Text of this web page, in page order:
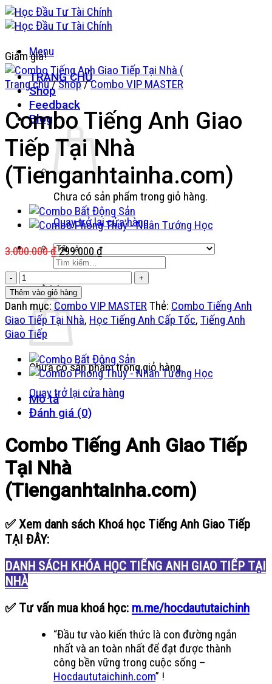
Bỏ
qua
dung Menu
TRANG CHỦ
Shop
Feedback
Blog
Chưa có sản phẩm trong giỏ hàng.
Quay trở lại cửa hàng
Tìm
kiếm:
Giỏ hàng
Chưa có sản phẩm trong giỏ hàng.
Quay trở lại cửa hàng
Giảm giá!
Trang chủ/Shop/Combo VIP MASTER
Combo Tiếng Anh Giao
Tiếp Tại Nhà
(Tienganhtainha.com)
3.000.000₫Giá
gốc
3.000.000 ₫.
299.000₫Giá
299.000 ₫.
Combo
Tiếng
Anh
Giao
Tiếp
Tại
Nhà
(Tienganhtainha.com)
số
lượng
Thêm vào giỏ hàng
Danh mục:Combo VIP MASTERThẻ: Combo Tiếng Anh
Giao Tiếp Tại Nhà, Học Tiếng Anh Cấp Tốc, Tiếng Anh
Giao Tiếp
Mô tả
Đánh giá (0)
Combo Tiếng Anh Giao Tiếp
Tại Nhà
(Tienganhtainha.com)
✅ Xem danh sách Khoá học Tiếng Anh Giao Tiếp
TẠI ĐÂY:
DANH SÁCH KHÓA HỌC TIẾNG ANH GIAO TIẾP TẠI
NHÀ
✅ Tư vấn mua khoá học: m.me/hocdaututaichinh
“Đầu tư vào kiến thức là con đường ngắn
nhất và an toàn nhất để đạt được thành
công bền vững trong cuộc sống –
Hocdaututaichinh.com” !